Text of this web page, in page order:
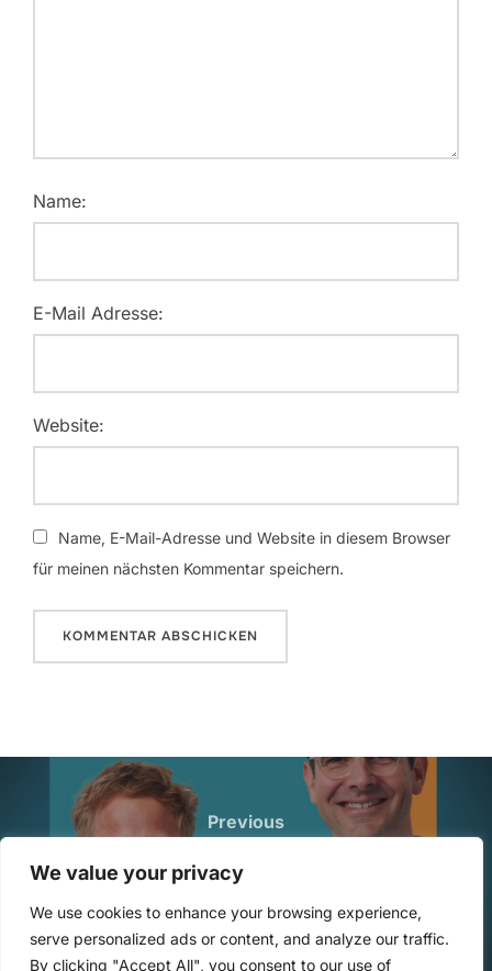
We value your privacy
We use cookies to enhance your browsing experience,
serve personalized ads or content, and analyze our traffic.
By clicking "Accept All", you consent to our use of
Name:
E-Mail Adresse:
Website:
Name, E-Mail-Adresse und Website in diesem Browser
für meinen nächsten Kommentar speichern.
Beitragsnavigation
Previous
Previous
288: Change als Heldenreise mit
Alex und Thorsten